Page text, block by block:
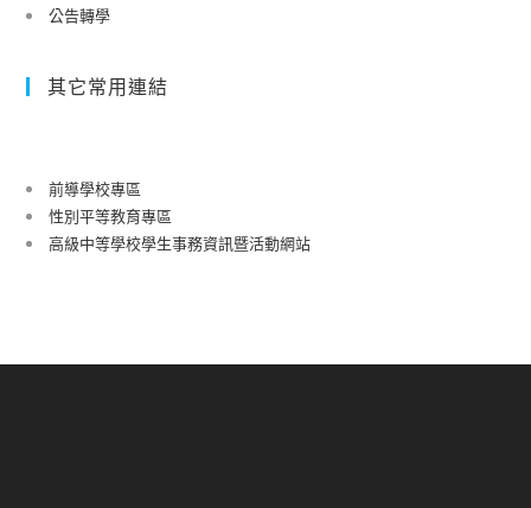
公告轉學
其它常用連結
前導學校專區
性別平等教育專區
高級中等學校學生事務資訊暨活動網站